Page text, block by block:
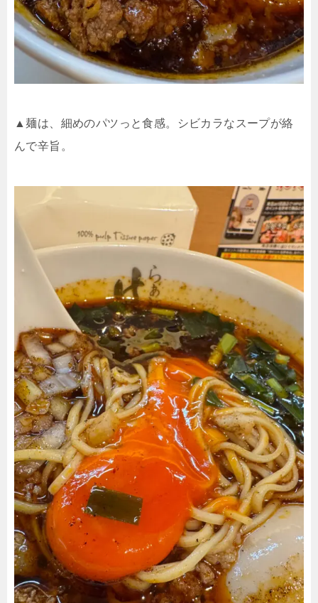
▲麺は、細めのパツっと食感。シビカラなスープが絡
んで辛旨。